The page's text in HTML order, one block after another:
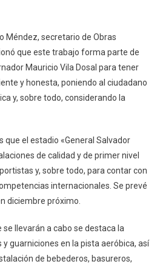
Méndez, secretario de Obras
que este trabajo forma parte de
Mauricio Vila Dosal para tener
y honesta, poniendo al ciudadano
y, sobre todo, considerando la
que el estadio «General Salvador
de calidad y de primer nivel
y, sobre todo, para contar con
internacionales. Se prevé
diciembre próximo.
se llevarán a cabo se destaca la
guarniciones en la pista aeróbica, así
de bebederos, basureros,